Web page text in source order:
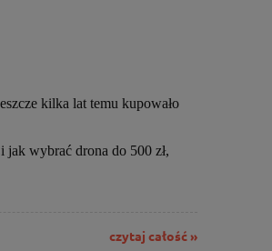
kilka lat temu kupowało
wybrać drona do 500 zł,
czytaj całość »